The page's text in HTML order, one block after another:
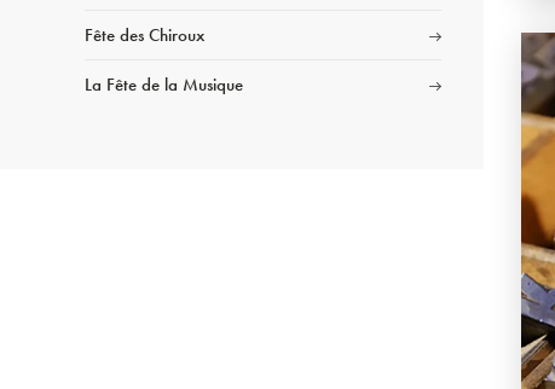
Fête des Chiroux
La Fête de la Musique